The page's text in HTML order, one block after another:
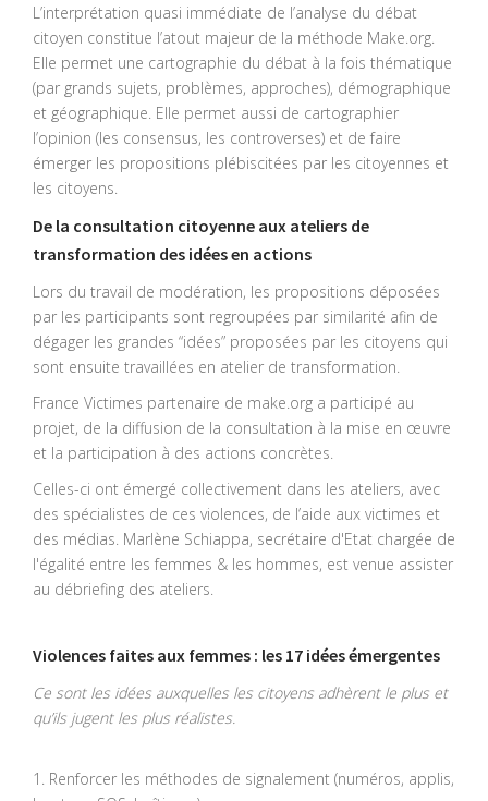
L’interprétation quasi immédiate de l’analyse du débat
citoyen constitue l’atout majeur de la méthode Make.org.
Elle permet une cartographie du débat à la fois thématique
(par grands sujets, problèmes, approches), démographique
et géographique. Elle permet aussi de cartographier
l’opinion (les consensus, les controverses) et de faire
émerger les propositions plébiscitées par les citoyennes et
les citoyens.
De la consultation citoyenne aux ateliers de
transformation des idées en actions
Lors du travail de modération, les propositions déposées
par les participants sont regroupées par similarité afin de
dégager les grandes “idées” proposées par les citoyens qui
sont ensuite travaillées en atelier de transformation.
France Victimes partenaire de make.org a participé au
projet, de la diffusion de la consultation à la mise en œuvre
et la participation à des actions concrètes.
Celles-ci ont émergé collectivement dans les ateliers, avec
des spécialistes de ces violences, de l’aide aux victimes et
des médias. Marlène Schiappa, secrétaire d'Etat chargée de
l'égalité entre les femmes & les hommes, est venue assister
au débriefing des ateliers.
Violences faites aux femmes : les 17 idées émergentes
Ce sont les idées auxquelles les citoyens adhèrent le plus et
qu’ils jugent les plus réalistes.
1. Renforcer les méthodes de signalement (numéros, applis,